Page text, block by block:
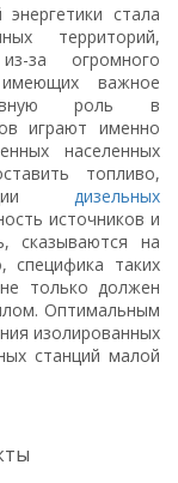
стала
территорий,
за огромного
важное
роль в
играют именно
населенных
топливо,
дизельных
источников и
сказываются на
специфика таких
только должен
Оптимальным
изолированных
станций малой